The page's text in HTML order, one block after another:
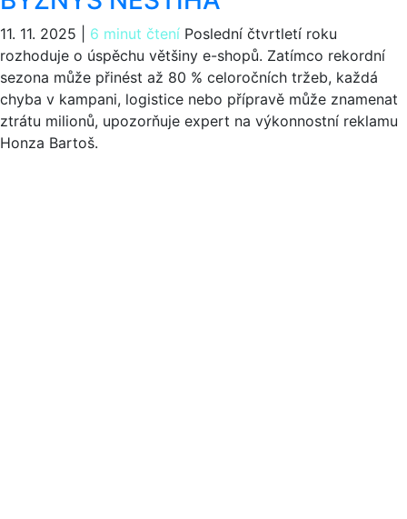
11. 11. 2025 6 minut čtení Poslední čtvrtletí roku
rozhoduje o úspěchu většiny e-shopů. Zatímco rekordní
sezona může přinést až 80 % celoročních tržeb, každá
chyba v kampani, logistice nebo přípravě může znamenat
ztrátu milionů, upozorňuje expert na výkonnostní reklamu
Honza Bartoš.